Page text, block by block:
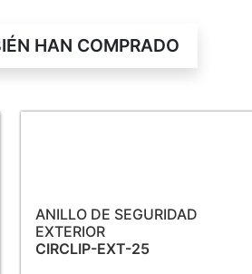
HAN COMPRADO
ANILLO DE SEGURIDAD
EXTERIOR
CIRCLIP-EXT-25